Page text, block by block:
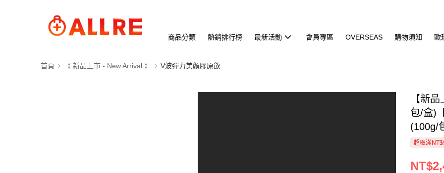
商品分類 熱銷排行榜 最新活動 會員專區 OVERSEAS 購物須知 歐
首頁 《 新品上市 - New Arrival 》 V波彈力美顏膠原飲
【新
包/盒)
(100g/
超取滿